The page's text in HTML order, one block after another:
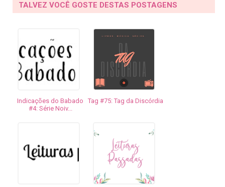
TALVEZ VOCÊ GOSTE DESTAS POSTAGENS
Indicações do Babado
#4: Série Noiv...
Tag #75: Tag da Discórdia